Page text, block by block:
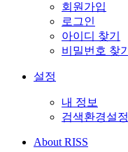
회원가입
로그인
아이디 찾기
비밀번호 찾기
설정
내 정보
검색환경설정
About RISS